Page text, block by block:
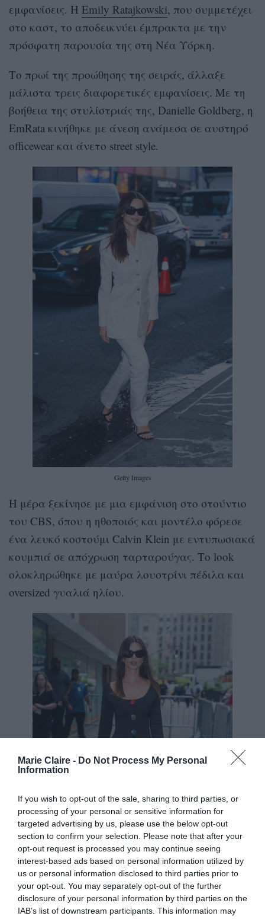
Marie Claire - Do Not Process My Personal
Information
If you wish to opt-out of the sale, sharing to third parties, or
processing of your personal or sensitive information for
targeted advertising by us, please use the below opt-out
section to confirm your selection. Please note that after your
opt-out request is processed you may continue seeing
interest-based ads based on personal information utilized by
us or personal information disclosed to third parties prior to
your opt-out. You may separately opt-out of the further
disclosure of your personal information by third parties on the
IAB’s list of downstream participants. This information may
εμφανίσεις. Η Emily Ratajkowski, που συμμετέχει
στο καστ, το αποδεικνύει έμπρακτα με την
πρόσφατη παρουσία της στη Νέα Υόρκη.
Το πρωί της προώθησης της σειράς, άλλαξε
μάλιστα τρεις διαφορετικές εμφανίσεις. Με τη
βοήθεια της στυλίστριάς της, Danielle Goldberg, η
EmRata κινήθηκε με άνεση ανάμεσα σε αυστηρό
officewear και άνετο street style.
Getty Images
Η μέρα ξεκίνησε με μια εμφάνιση στο στούντιο
του CBS, όπου η ηθοποιός και μοντέλο φόρεσε
ένα λευκό κοστούμι Calvin Klein με εντυπωσιακά
κουμπιά σε απόχρωση ταρταρούγας. Το look
ολοκληρώθηκε με μαύρα λουστρίνι πέδιλα και
oversized γυαλιά ηλίου.